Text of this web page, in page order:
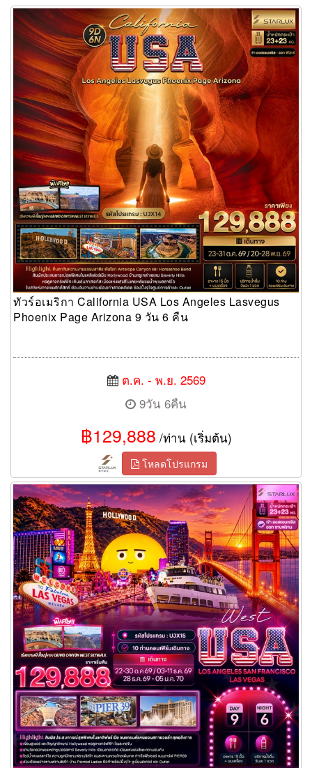
ทัวร์อเมริกา California USA Los Angeles Lasvegus Phoenix Page
Arizona 9 วัน 6 คืน
ทัวร์อเมริกา California USA Los Angeles Lasvegus
Phoenix Page Arizona 9 วัน 6 คืน
ต.ค. - พ.ย. 2569
9วัน 6คืน
฿129,888 /ท่าน (เริ่มต้น)
โหลดโปรแกรม
ทัวร์อเมริกาตะวันตก West USA LOSANGELES SAN FRANCISCO
LAS VEGAS 9 วัน 6 คืน